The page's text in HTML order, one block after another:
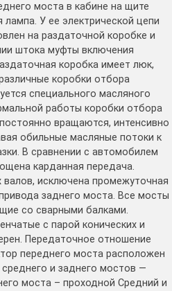
моста в кабине на щите
У ее электрической цепи
на раздаточной коробке и
штока муфты включения
коробка имеет люк,
коробки отбора
специального масляного
работы коробки отбора
вращаются, интенсивно
обильные масляные потоки к
В сравнении с автомобилем
карданная передача.
исключена промежуточная
заднего моста. Все мосты
со сварными балками.
с парой конических и
Передаточное отношение
переднего моста расположен
и заднего мостов —
моста – проходной Средний и